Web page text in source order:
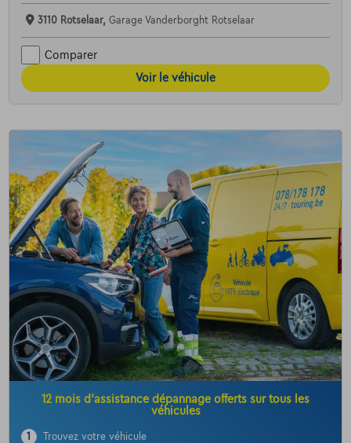
3110 Rotselaar, Garage Vanderborght Rotselaar
Comparer
Voir le véhicule
12 mois d’assistance dépannage offerts sur tous les
véhicules
1 Trouvez votre véhicule